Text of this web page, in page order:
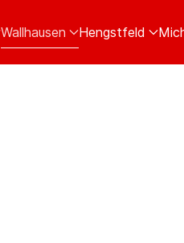
Wallhausen Hengstfeld